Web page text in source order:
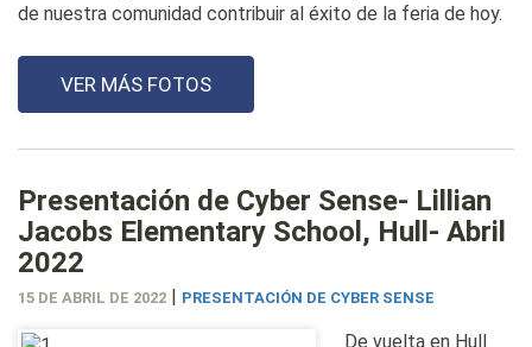
de nuestra comunidad contribuir al éxito de la feria de hoy.
VER MÁS FOTOS
Presentación de Cyber Sense- Lillian
Jacobs Elementary School, Hull- Abril
2022
15 DE ABRIL DE 2022 | PRESENTACIÓN DE CYBER SENSE
De vuelta en Hull